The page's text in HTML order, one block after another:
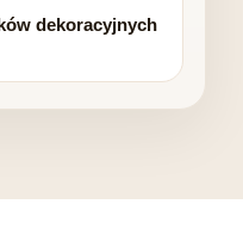
dekoracyjnych